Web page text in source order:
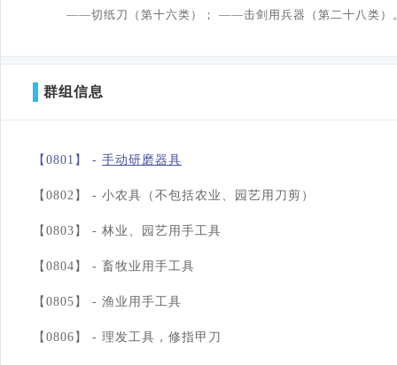
——切纸刀（第十六类）； ——击剑用兵器（第二十八类）
群组信息
【0801】 - 手动研磨器具
【0802】 - 小农具（不包括农业、园艺用刀剪）
【0803】 - 林业、园艺用手工具
【0804】 - 畜牧业用手工具
【0805】 - 渔业用手工具
【0806】 - 理发工具，修指甲刀